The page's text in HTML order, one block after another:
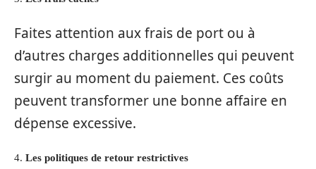
Faites attention aux frais de port ou à
d’autres charges additionnelles qui peuvent
surgir au moment du paiement. Ces coûts
peuvent transformer une bonne affaire en
dépense excessive.
4. Les politiques de retour restrictives